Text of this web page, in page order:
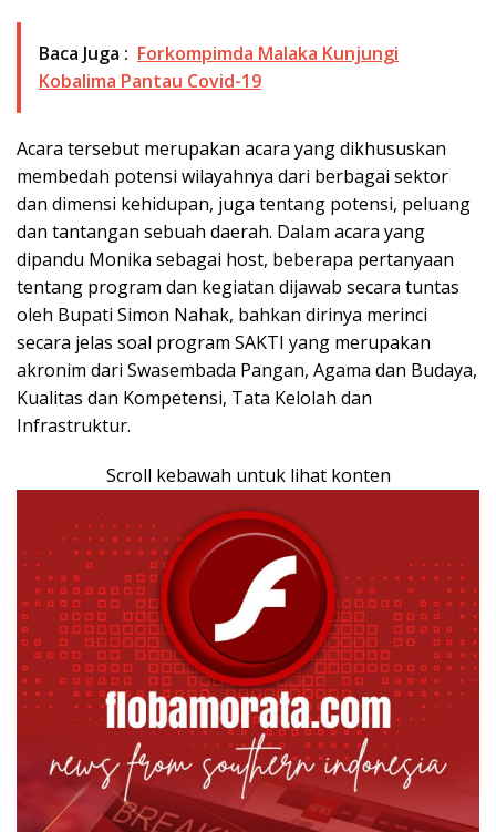
Baca Juga : Forkompimda Malaka Kunjungi
Kobalima Pantau Covid-19
Acara tersebut merupakan acara yang dikhususkan
membedah potensi wilayahnya dari berbagai sektor
dan dimensi kehidupan, juga tentang potensi, peluang
dan tantangan sebuah daerah. Dalam acara yang
dipandu Monika sebagai host, beberapa pertanyaan
tentang program dan kegiatan dijawab secara tuntas
oleh Bupati Simon Nahak, bahkan dirinya merinci
secara jelas soal program SAKTI yang merupakan
akronim dari Swasembada Pangan, Agama dan Budaya,
Kualitas dan Kompetensi, Tata Kelolah dan
Infrastruktur.
Scroll kebawah untuk lihat konten